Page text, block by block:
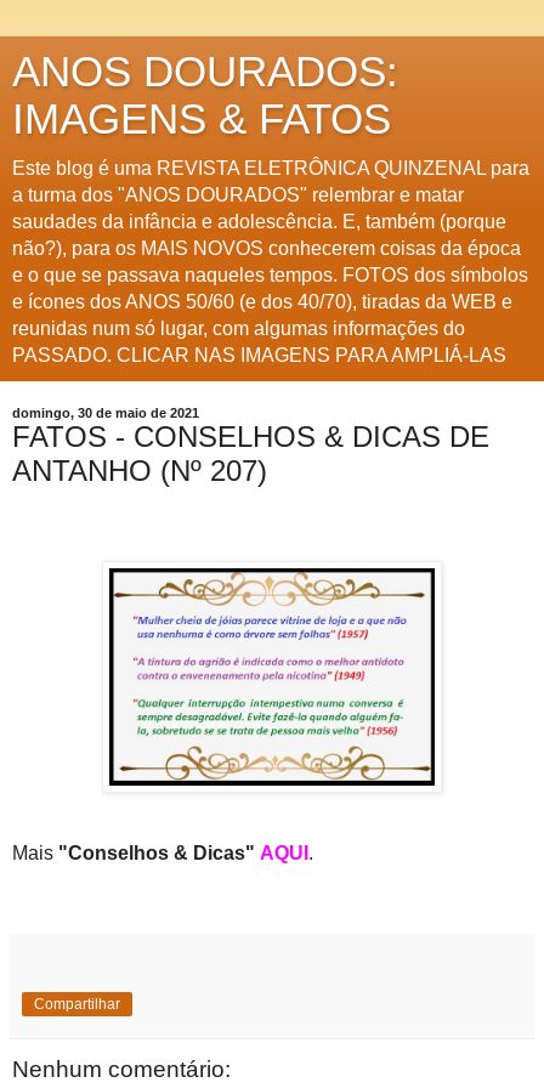
ANOS DOURADOS:
IMAGENS & FATOS
Este blog é uma REVISTA ELETRÔNICA QUINZENAL para
a turma dos "ANOS DOURADOS" relembrar e matar
saudades da infância e adolescência. E, também (porque
não?), para os MAIS NOVOS conhecerem coisas da época
e o que se passava naqueles tempos. FOTOS dos símbolos
e ícones dos ANOS 50/60 (e dos 40/70), tiradas da WEB e
reunidas num só lugar, com algumas informações do
PASSADO. CLICAR NAS IMAGENS PARA AMPLIÁ-LAS
domingo, 30 de maio de 2021
FATOS - CONSELHOS & DICAS DE
ANTANHO (Nº 207)
Mais "Conselhos & Dicas" AQUI .
Compartilhar
Nenhum comentário: